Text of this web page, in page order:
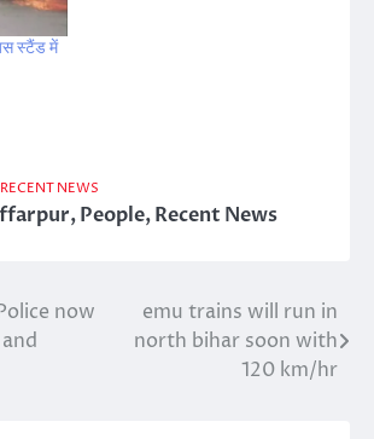
स्टैंड में
RECENT NEWS
,People,Recent News
now
emu trains will run in
north bihar soon with
120 km/hr